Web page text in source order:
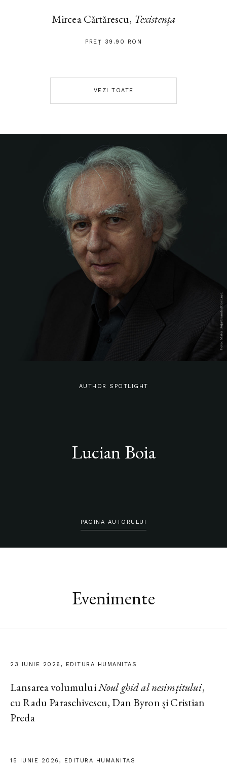
Mircea Cărtărescu, Texistența
PREȚ 39.90 RON
VEZI TOATE
AUTHOR SPOTLIGHT
Lucian Boia
PAGINA AUTORULUI
Evenimente
23 IUNIE 2026, EDITURA HUMANITAS
Lansarea volumuluiNoul ghid al nesimțitului,
cu Radu Paraschivescu, Dan Byron și Cristian
Preda
15 IUNIE 2026, EDITURA HUMANITAS